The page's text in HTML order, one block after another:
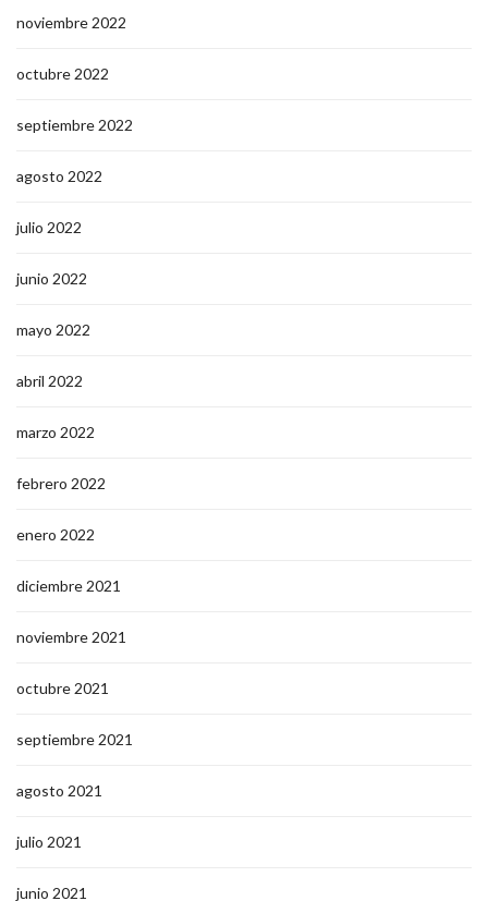
noviembre 2022
octubre 2022
septiembre 2022
agosto 2022
julio 2022
junio 2022
mayo 2022
abril 2022
marzo 2022
febrero 2022
enero 2022
diciembre 2021
noviembre 2021
octubre 2021
septiembre 2021
agosto 2021
julio 2021
junio 2021